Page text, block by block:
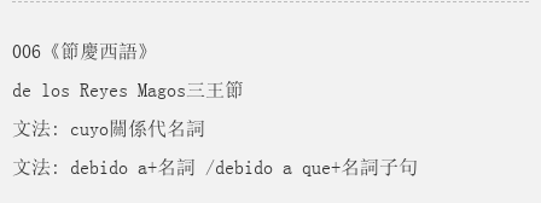
006《節慶西語》
de los Reyes Magos三王節
文法: cuyo關係代名詞
文法: debido a+名詞 /debido a que+名詞子句